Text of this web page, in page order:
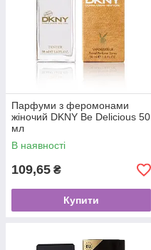
Парфуми з феромонами
жіночий DKNY Be Delicious 50
мл
В наявності
109,65 ₴
Купити